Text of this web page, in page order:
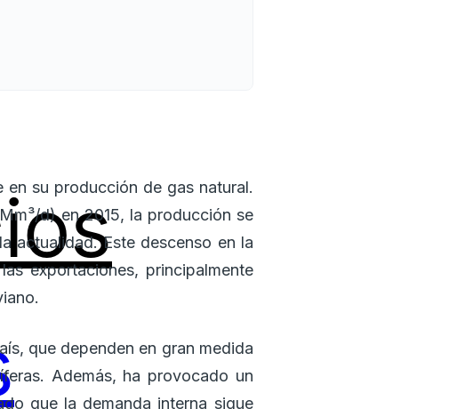
en su producción de gas natural.
d) en 2015, la producción se
actualidad. Este descenso en la
exportaciones, principalmente
que dependen en gran medida
Además, ha provocado un
que la demanda interna sigue